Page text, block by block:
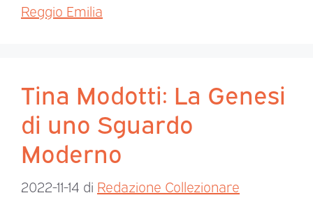
Reggio Emilia
Tina Modotti: La Genesi
di uno Sguardo
Moderno
2022-11-14 di Redazione Collezionare